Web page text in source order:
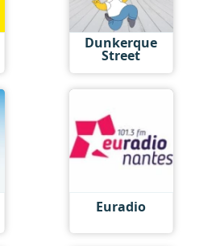
Dunkerque
Street
Euradio